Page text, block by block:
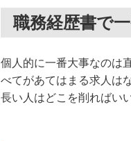
職務経歴書で
個人的に一番大事なのは
べてがあてはまる求人は
長い人はどこを削ればい